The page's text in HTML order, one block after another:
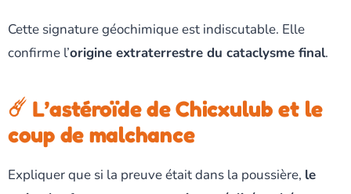
Cette signature géochimique est indiscutable. Elle
confirme l’origine extraterrestre du cataclysme final.
☄️ L’astéroïde de Chicxulub et le
coup de malchance
Expliquer que si la preuve était dans la poussière, le